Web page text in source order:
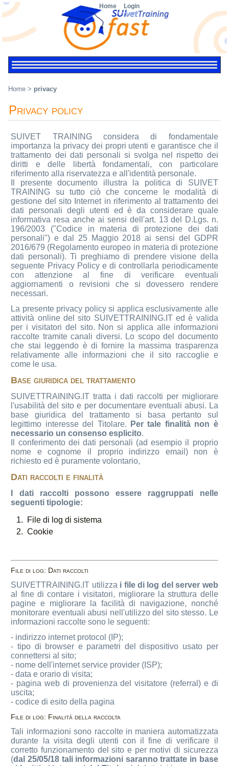
Home > privacy
Privacy policy
SUIVET TRAINING considera di fondamentale
importanza la privacy dei propri utenti e garantisce che il
trattamento dei dati personali si svolga nel rispetto dei
diritti e delle libertà fondamentali, con particolare
riferimento alla riservatezza e all'identità personale.
Il presente documento illustra la politica di SUIVET
TRAINING su tutto ciò che concerne le modalità di
gestione del sito Internet in riferimento al trattamento dei
dati personali degli utenti ed è da considerare quale
informativa resa anche ai sensi dell'art. 13 del D.Lgs. n.
196/2003 ("Codice in materia di protezione dei dati
personali") e dal 25 Maggio 2018 ai sensi del GDPR
2016/679 (Regolamento europeo in materia di protezione
dati personali). Ti preghiamo di prendere visione della
seguente Privacy Policy e di controllarla periodicamente
con attenzione al fine di verificare eventuali
aggiornamenti o revisioni che si dovessero rendere
necessari.
La presente privacy policy si applica esclusivamente alle
attività online del sito SUIVETTRAINING.IT ed è valida
per i visitatori del sito. Non si applica alle informazioni
raccolte tramite canali diversi. Lo scopo del documento
che stai leggendo è di fornire la massima trasparenza
relativamente alle informazioni che il sito raccoglie e
come le usa.
Base giuridica del trattamento
SUIVETTRAINING.IT tratta i dati raccolti per migliorare
l'usabilità del sito e per documentare eventuali abusi. La
base giuridica del trattamento si basa pertanto sul
legittimo interesse del Titolare.
Per tale finalità non è
necessario un consenso esplicito.
Il conferimento dei dati personali (ad esempio il proprio
nome e cognome il proprio indirizzo email) non è
richiesto ed è puramente volontario,
Dati raccolti e finalità
I dati raccolti possono essere raggruppati nelle
seguenti tipologie:
File di log di sistema
Cookie
File di log: Dati raccolti
SUIVETTRAINING.IT utilizza i file di log del server web
al fine di contare i visitatori, migliorare la struttura delle
pagine e migliorare la facilità di navigazione, nonché
monitorare eventuali abusi nell'utilizzo del sito stesso. Le
informazioni raccolte sono le seguenti:
- indirizzo internet protocol (IP);
- tipo di browser e parametri del dispositivo usato per
connettersi al sito;
- nome dell'internet service provider (ISP);
- data e orario di visita;
- pagina web di provenienza del visitatore (referral) e di
uscita;
- codice di esito della pagina
File di log: Finalità della raccolta
Tali informazioni sono raccolte in maniera automatizzata
durante la visita degli utenti con il fine di verificare il
corretto funzionamento del sito e per motivi di sicurezza
(dal 25/05/18 tali informazioni saranno trattate in base
Home Login